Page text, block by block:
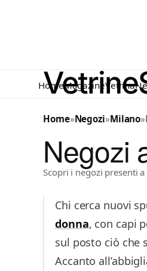
HomeMagazineVetrina
Home»Negozi»Milano»
Negozi
Scopri i negozi presenti
Chi cerca nuovi
donna, con capi
sul posto ciò che
Accanto